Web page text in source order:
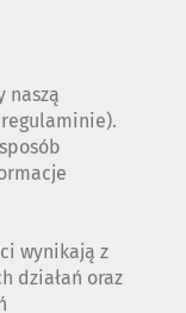
naszą
wynikają z
działań oraz